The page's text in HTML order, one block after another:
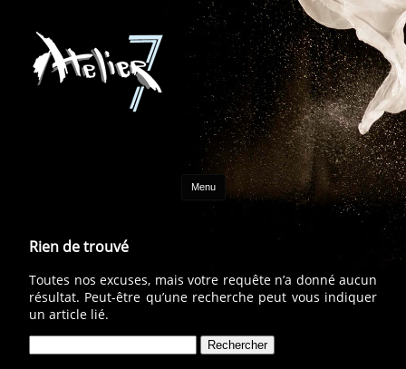
Menu Aller au contenu
Rien de trouvé
Toutes nos excuses, mais votre requête n’a donné aucun
résultat. Peut-être qu’une recherche peut vous indiquer
un article lié.